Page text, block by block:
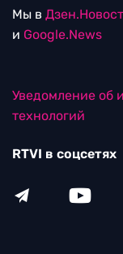
Мы в
и Google.News
Уведомление об
технологий
RTVI в соцсетях